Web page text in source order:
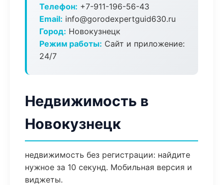
Телефон: +7-911-196-56-43
Email: info@gorodexpertguid630.ru
Город: Новокузнецк
Режим работы: Сайт и приложение:
24/7
Недвижимость в
Новокузнецк
недвижимость без регистрации: найдите
нужное за 10 секунд. Мобильная версия и
виджеты.